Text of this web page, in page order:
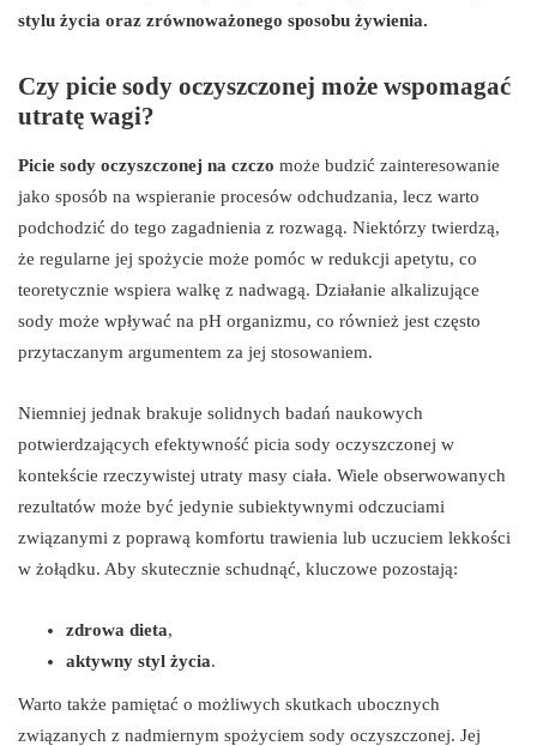
stylu życia oraz zrównoważonego sposobu żywienia.
Czy picie sody oczyszczonej może wspomagać
utratę wagi?
Picie sody oczyszczonej na czczo może budzić zainteresowanie
jako sposób na wspieranie procesów odchudzania, lecz warto
podchodzić do tego zagadnienia z rozwagą. Niektórzy twierdzą,
że regularne jej spożycie może pomóc w redukcji apetytu, co
teoretycznie wspiera walkę z nadwagą. Działanie alkalizujące
sody może wpływać na pH organizmu, co również jest często
przytaczanym argumentem za jej stosowaniem.
Niemniej jednak brakuje solidnych badań naukowych
potwierdzających efektywność picia sody oczyszczonej w
kontekście rzeczywistej utraty masy ciała. Wiele obserwowanych
rezultatów może być jedynie subiektywnymi odczuciami
związanymi z poprawą komfortu trawienia lub uczuciem lekkości
w żołądku. Aby skutecznie schudnąć, kluczowe pozostają:
zdrowa dieta,
aktywny styl życia.
Warto także pamiętać o możliwych skutkach ubocznych
związanych z nadmiernym spożyciem sody oczyszczonej. Jej